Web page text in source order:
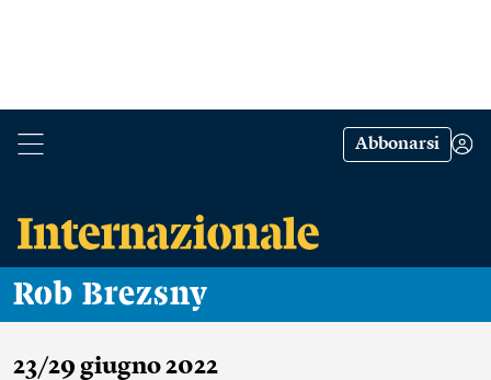
Abbonarsi
Rob Brezsny
23/29 giugno 2022